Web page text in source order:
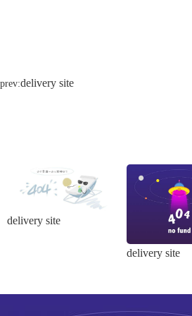
prev:delivery site
delivery site
delivery site